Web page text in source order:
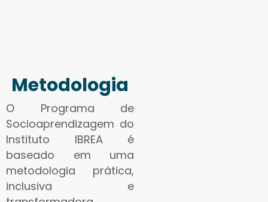
Metodologia
O Programa de
Socioaprendizagem do
Instituto IBREA é
baseado em uma
metodologia prática,
inclusiva e